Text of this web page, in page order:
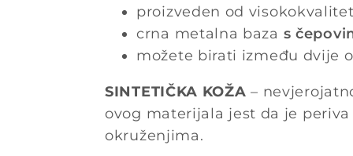
proizveden od
crna metalna baza s
možete birati između dvije
SINTETIČKA KOŽA –
ovog materijala jest da je
okruženjima.